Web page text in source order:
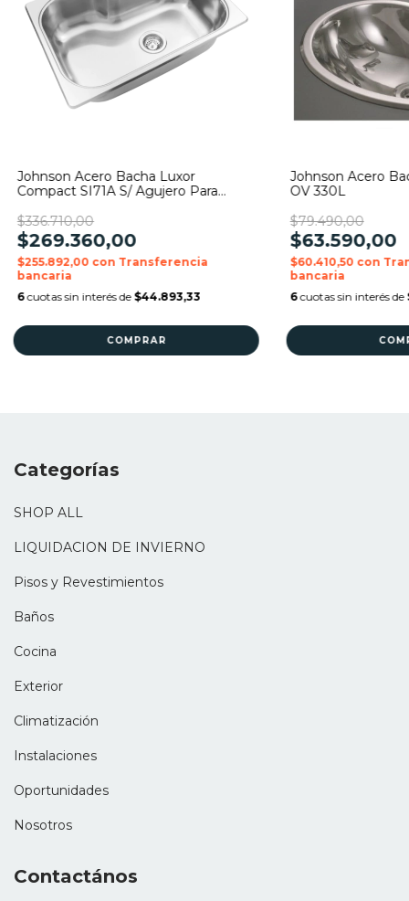
Johnson Acero Bacha Luxor
Compact SI71A S/ Agujero Para
$336.710,00
$269.360,00
$255.892,00 con Transferencia
bancaria
6 cuotas sin interés de $44.893,33
Johnson Acero
OV 330L
$79.490,00
$63.590,00
$60.410,50 con
bancaria
6 cuotas sin interés de
Categorías
SHOP ALL
LIQUIDACION DE INVIERNO
Pisos y Revestimientos
Baños
Cocina
Exterior
Climatización
Instalaciones
Oportunidades
Nosotros
Contactános